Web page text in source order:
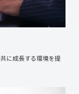
に成長する環境を提